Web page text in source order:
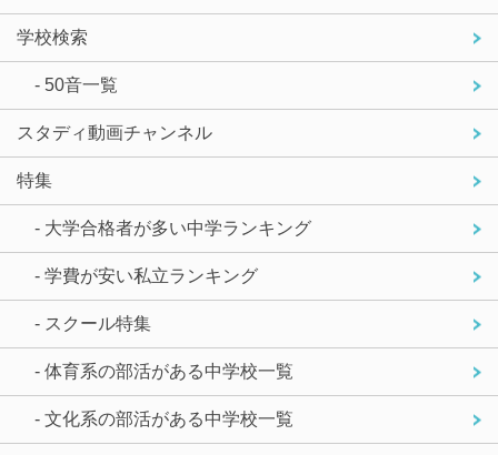
学校検索
- 50音一覧
スタディ動画チャンネル
特集
- 大学合格者が多い中学ランキング
- 学費が安い私立ランキング
- スクール特集
- 体育系の部活がある中学校一覧
- 文化系の部活がある中学校一覧